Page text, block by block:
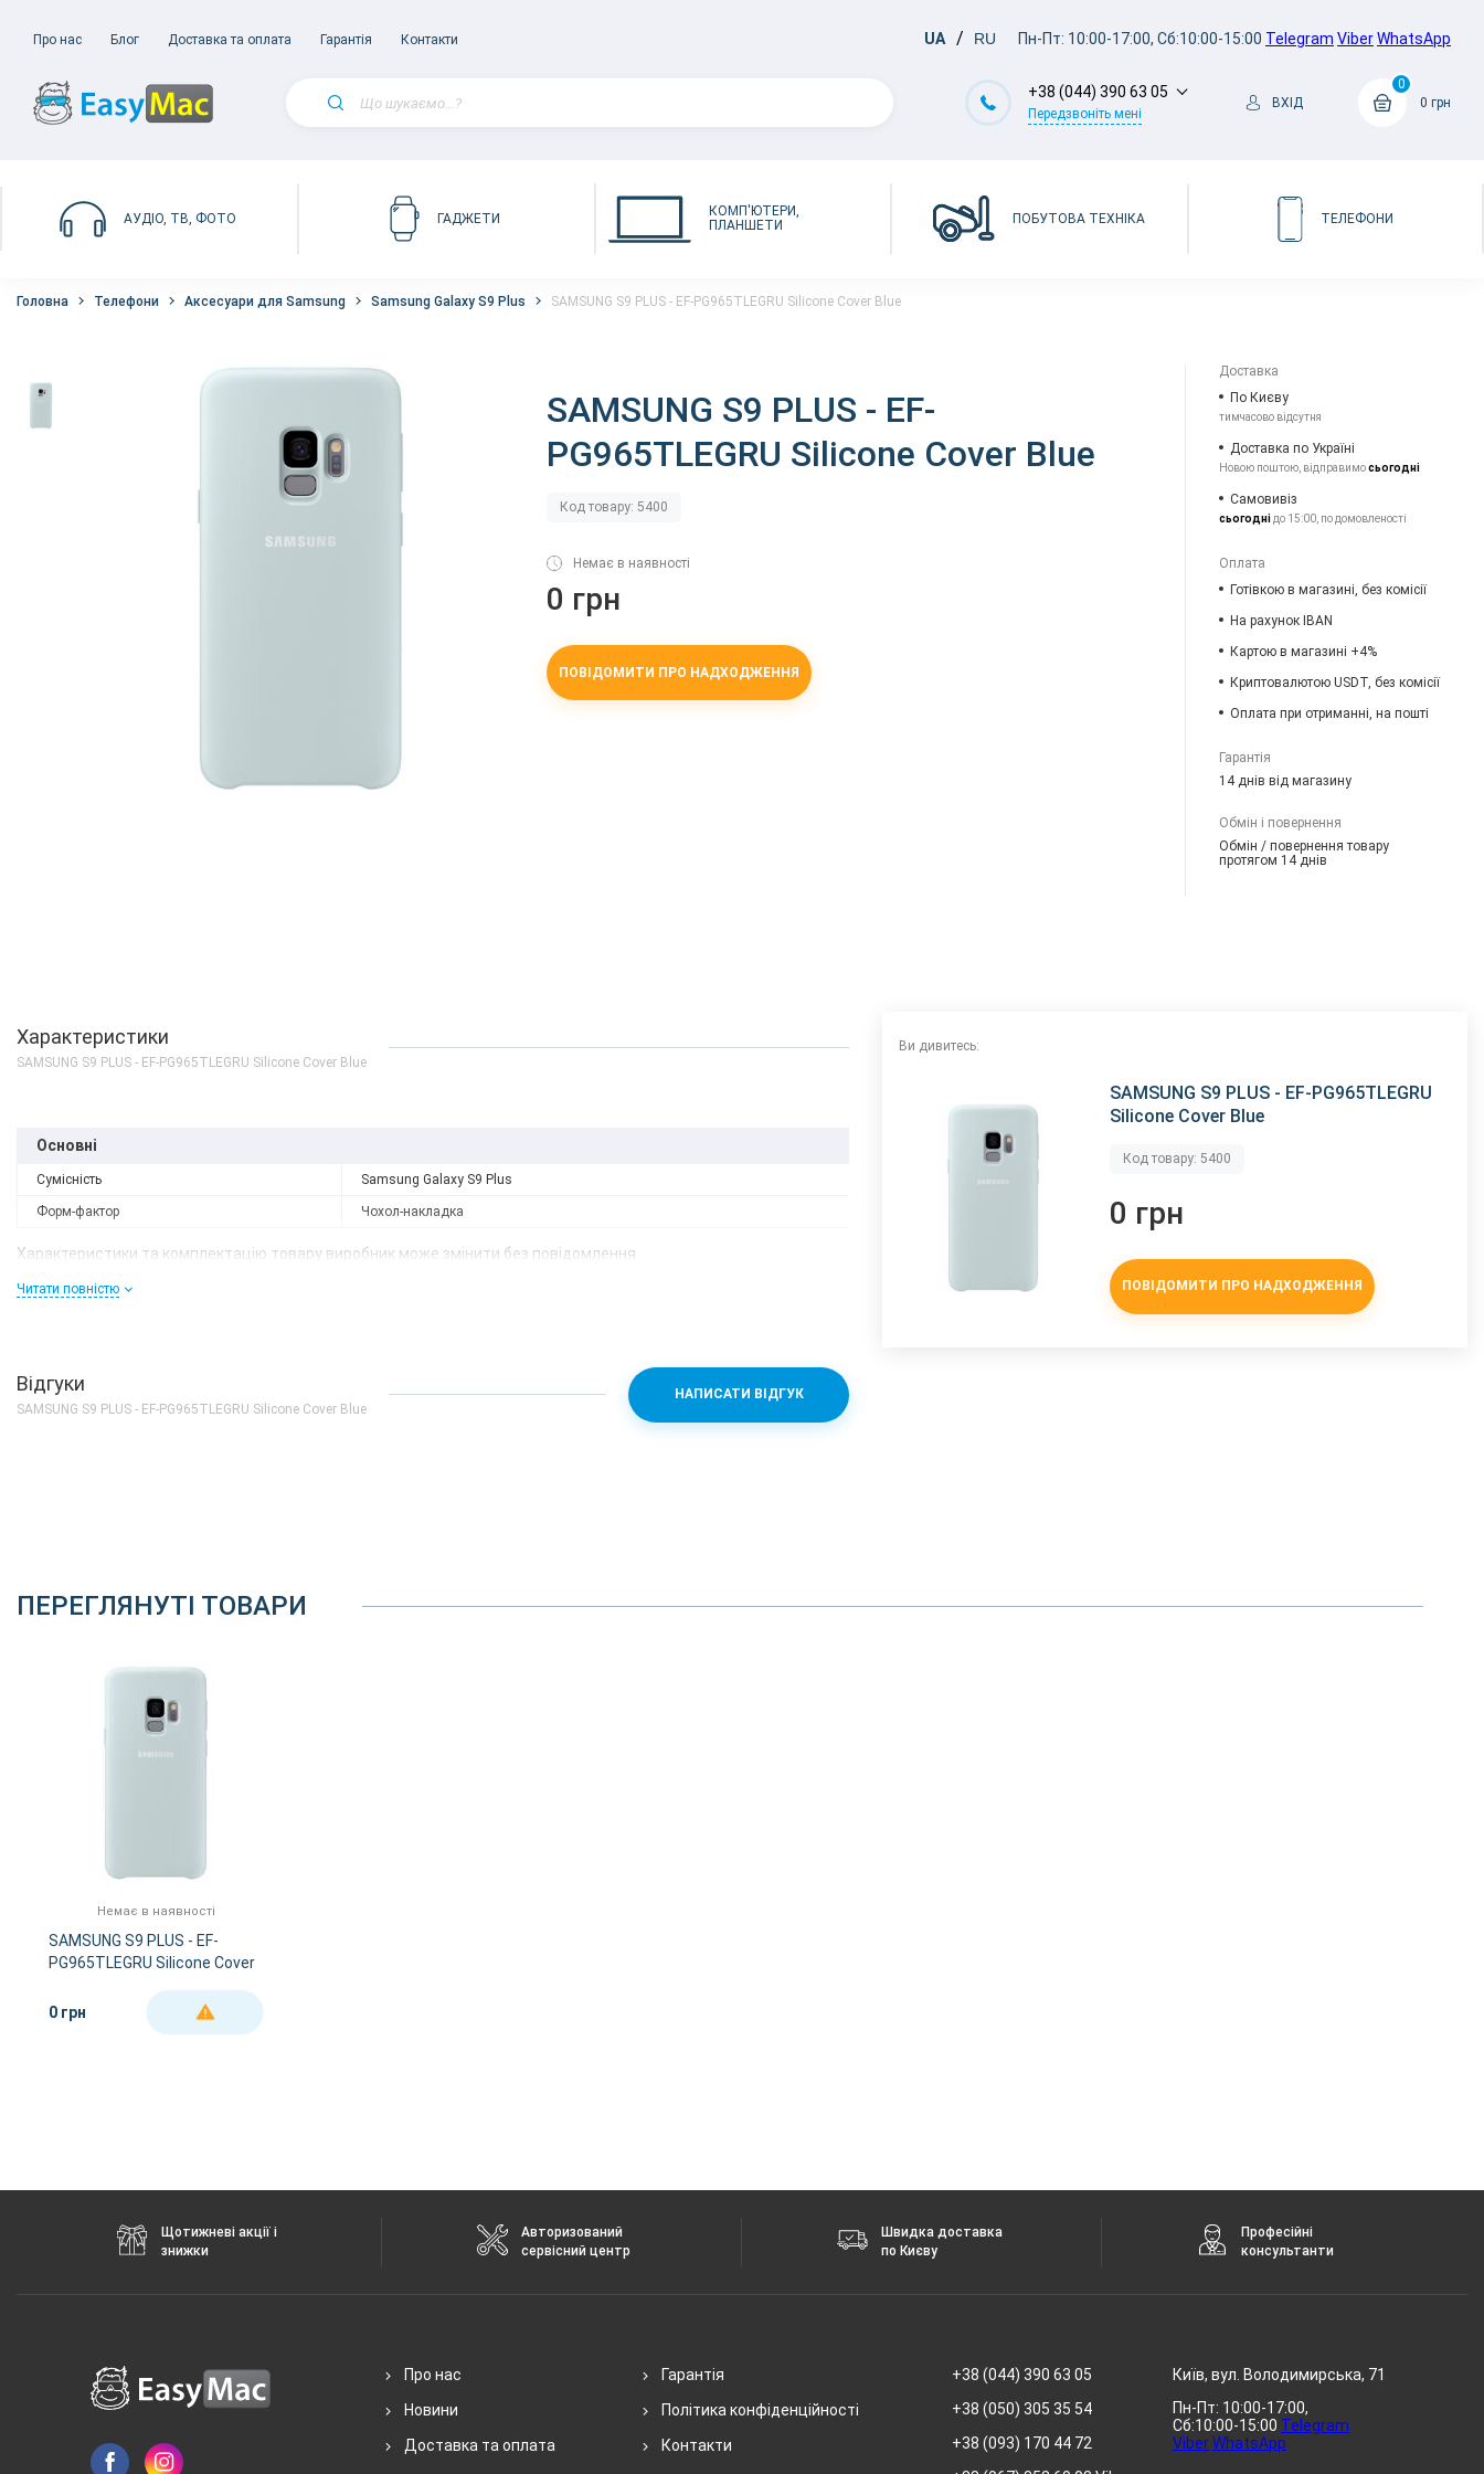
Про нас Блог Доставка та оплата Гарантія Контакти UA RU Пн-Пт: 10:00-17:00, Сб:10:00-15:00 Telegram ViberWhatsApp
+38 (044) 390 63 05
Передзвоніть мені
ВХІД
0
0 грн
АУДІО, ТВ, ФОТО ГАДЖЕТИ
КОМП'ЮТЕРИ,
ПЛАНШЕТИ
ПОБУТОВА ТЕХНІКА ТЕЛЕФОНИ
Головна Телефони Аксесуари для Samsung Samsung Galaxy S9 Plus SAMSUNG S9 PLUS - EF-PG965TLEGRU Silicone Cover Blue
SAMSUNG S9 PLUS - EF-
PG965TLEGRU Silicone Cover Blue
Код товару: 5400
Немає в наявності
0 грн
ПОВІДОМИТИ ПРО НАДХОДЖЕННЯ
Доставка
По Києву
тимчасово відсутня
Доставка по Україні
Новою поштою, відправимосьогодні
Самовивіз
сьогоднідо 15:00, по домовленості
Оплата
Готівкою в магазині, без комісії
На рахунок IBAN
Картою в магазині +4%
Криптовалютою USDT, без комісії
Оплата при отриманні, на пошті
Гарантія
14 днів від магазину
Обмін і повернення
Обмін / повернення товару
протягом 14 днів
Характеристики
SAMSUNG S9 PLUS - EF-PG965TLEGRU Silicone Cover Blue
Основні
Сумісність Samsung Galaxy S9 Plus
Форм-фактор Чохол-накладка
Характеристики та комплектацію товару виробник може змінити без повідомлення.
Читати повністю
Відгуки
SAMSUNG S9 PLUS - EF-PG965TLEGRU Silicone Cover Blue
НАПИСАТИ ВІДГУК
Ви дивитесь:
SAMSUNG S9 PLUS - EF-PG965TLEGRU
Silicone Cover Blue
Код товару: 5400
0 грн
ПОВІДОМИТИ ПРО НАДХОДЖЕННЯ
ПЕРЕГЛЯНУТІ ТОВАРИ
Немає в наявності
SAMSUNG S9 PLUS - EF-
PG965TLEGRU Silicone Cover
0 грн
ДЕТАЛЬНІШЕ
Щотижневі акції і
знижки
Авторизований
сервісний центр
Швидка доставка
по Києву
Професійні
консультанти
Про нас
Новини
Доставка та оплата
Гарантія
Політика конфіденційності
Контакти
+38 (044) 390 63 05
+38 (050) 305 35 54
+38 (093) 170 44 72
Київ, вул. Володимирська, 71
Пн-Пт: 10:00-17:00,
Сб:10:00-15:00 Telegram
ViberWhatsApp